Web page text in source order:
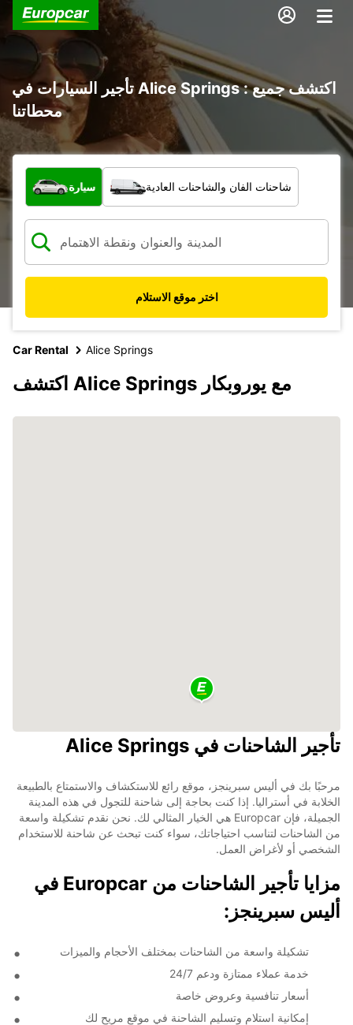
تأجير السيارات في Alice Springs : اكتشف جميع
محطاتنا
ما نوع المركبة؟
سيارة شاحنات الفان والشاحنات العادية
اختر موقع الاستلام
Car Rental Alice Springs
اكتشف Alice Springs مع يوروبكار
تأجير الشاحنات في Alice Springs
مرحبًا بك في أليس سبرينجز، موقع رائع للاستكشاف والاستمتاع بالطبيعة
الخلابة في أستراليا. إذا كنت بحاجة إلى شاحنة للتجول في هذه المدينة
الجميلة، فإن Europcar هي الخيار المثالي لك. نحن نقدم تشكيلة واسعة
من الشاحنات لتناسب احتياجاتك، سواء كنت تبحث عن شاحنة للاستخدام
الشخصي أو لأغراض العمل.
مزايا تأجير الشاحنات من Europcar في
أليس سبرينجز:
تشكيلة واسعة من الشاحنات بمختلف الأحجام والميزات
خدمة عملاء ممتازة ودعم 24/7
أسعار تنافسية وعروض خاصة
إمكانية استلام وتسليم الشاحنة في موقع مريح لك